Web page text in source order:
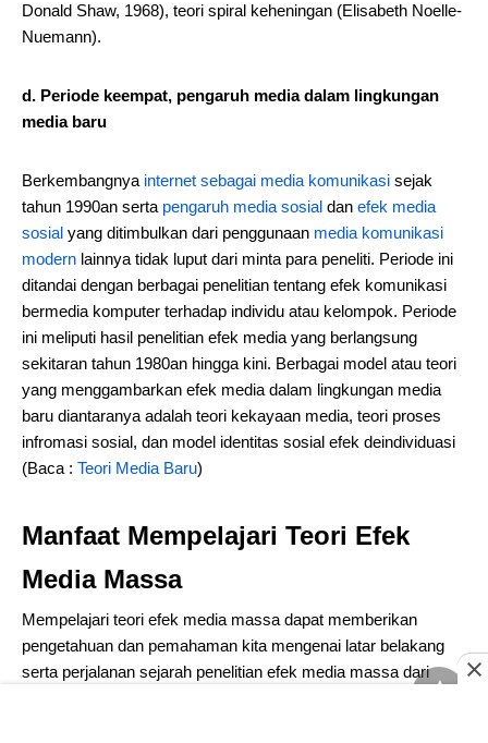
Donald Shaw, 1968), teori spiral keheningan (Elisabeth Noelle-
Nuemann).
d. Periode keempat, pengaruh media dalam lingkungan
media baru
Berkembangnya internet sebagai media komunikasi sejak
tahun 1990an serta pengaruh media sosial dan efek media
sosial yang ditimbulkan dari penggunaan media komunikasi
modern lainnya tidak luput dari minta para peneliti. Periode ini
ditandai dengan berbagai penelitian tentang efek komunikasi
bermedia komputer terhadap individu atau kelompok. Periode
ini meliputi hasil penelitian efek media yang berlangsung
sekitaran tahun 1980an hingga kini. Berbagai model atau teori
yang menggambarkan efek media dalam lingkungan media
baru diantaranya adalah teori kekayaan media, teori proses
infromasi sosial, dan model identitas sosial efek deindividuasi
(Baca : Teori Media Baru)
Manfaat Mempelajari Teori Efek
Media Massa
Mempelajari teori efek media massa dapat memberikan
pengetahuan dan pemahaman kita mengenai latar belakang
serta perjalanan sejarah penelitian efek media massa dari